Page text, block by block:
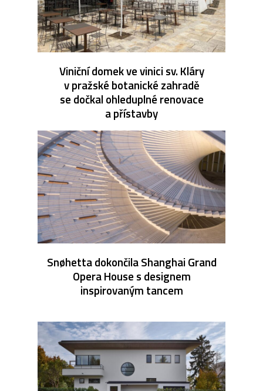
Viniční domek ve vinici sv. Kláry
v pražské botanické zahradě
se dočkal ohleduplné renovace
a přístavby
Snøhetta dokončila Shanghai Grand
Opera House s designem
inspirovaným tancem